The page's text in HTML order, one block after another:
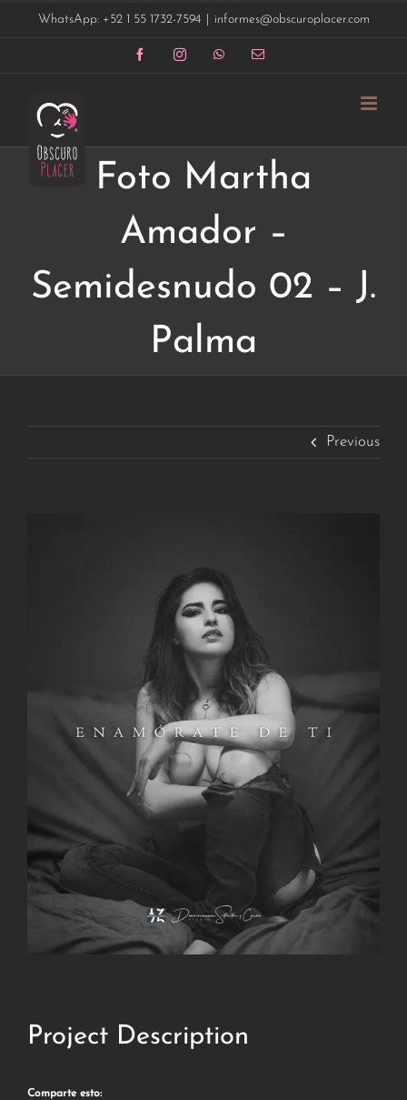
WhatsApp: +52 1 55 1732-7594 informes@obscuroplacer.com
FacebookInstagramWhatsAppCorreo
Foto Martha
Amador –
Semidesnudo 02 – J.
Palma
Previous
Project Description
Comparte esto: